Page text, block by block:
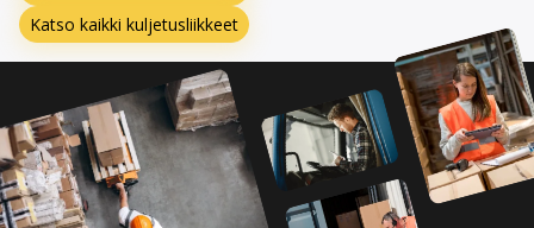
Katso kaikki kuljetusliikkeet